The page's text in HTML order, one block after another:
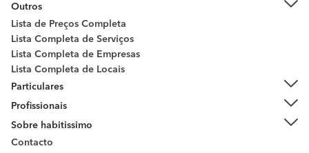
Outros
Lista de Preços Completa
Lista Completa de Serviços
Lista Completa de Empresas
Lista Completa de Locais
Particulares
Profissionais
Sobre habitissimo
Contacto